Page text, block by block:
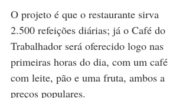
O projeto é que o restaurante sirva
2.500 refeições diárias; já o Café do
Trabalhador será oferecido logo nas
primeiras horas do dia, com um café
com leite, pão e uma fruta, ambos a
preços populares.